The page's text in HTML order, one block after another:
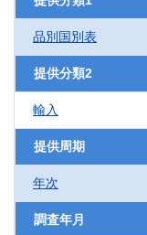
品別国別表
提供分類2
輸入
提供周期
年次
調査年月